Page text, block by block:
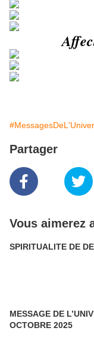
Partager
Vous aimerez
SPIRITUALITE DE
MESSAGE DE
OCTOBRE 2025